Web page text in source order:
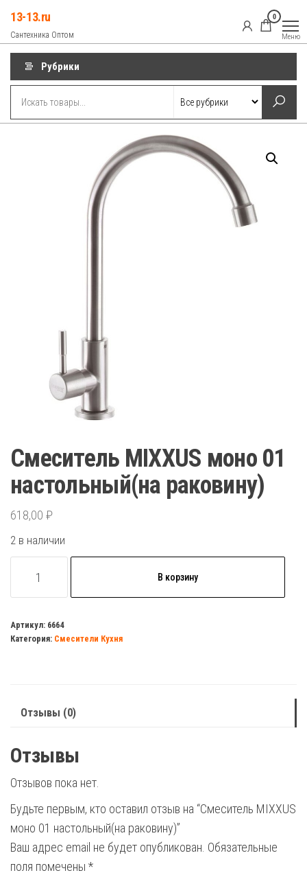
содержимому
13-13.ru
Сантехника Оптом
0
Меню
Рубрики
Смеситель MIXXUS моно 01
настольный(на раковину)
618,00 ₽
2 в наличии
товара
MIXXUS
моно
В корзину
Артикул: 6664
Категория: Смесители Кухня
Отзывы (0)
Отзывы
Отзывов пока нет.
Будьте первым, кто оставил отзыв на “Смеситель MIXXUS
моно 01 настольный(на раковину)”
Ваш адрес email не будет опубликован. Обязательные
поля помечены *